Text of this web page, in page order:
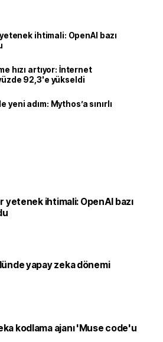
ihtimali: OpenAI bazı
hızı artıyor: İnternet
92,3'e yükseldi
adım: Mythos’a sınırlı
yetenek ihtimali: OpenAI bazı
yapay zeka dönemi
kodlama ajanı 'Muse code'u